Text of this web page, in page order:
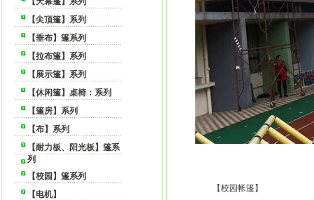
【尖顶篷】系列
【垂布】篷系列
【拉布篷】系列
【展示篷】系列
【休闲篷】桌椅：系列
【篷房】系列
【布】系列
【耐力板、阳光板】篷系
列
【校园】篷系列
【电机】
【校园帐篷】